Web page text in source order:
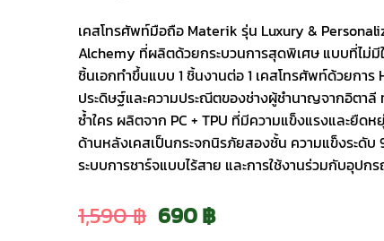
เคสโทรศัพท์มือถือ Materik รุ่น Luxury &
Alchemy ที่ผลิตด้วยกระบวนการสุดพิเศษ แบบที่ไม่
ชิ้นเอกทำขึ้นแบบ 1 ชิ้นงานต่อ 1 เคสโทรศัพท์ด้วยกา
ประดิษฐ์และความประณีตของช่างผู้ชำนาญจากอิตาลี
ซ้ำใคร ผลิตจาก PC + TPU ที่มีความแข็งแรงและยืด
ด้านหลังเคสเป็นกระจกนิรภัยสองชั้น ความแข็งระดั
ระบบการชาร์จแบบไร้สาย และการใช้งานร่วมกับอุปก
1,590฿ Original
690฿Current